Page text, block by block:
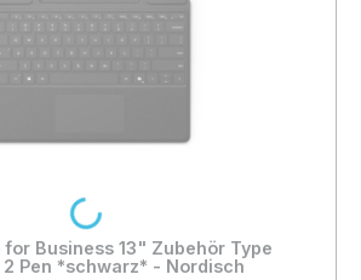
Business 13" Zubehör Type
Pen *schwarz* - Nordisch
Loading...